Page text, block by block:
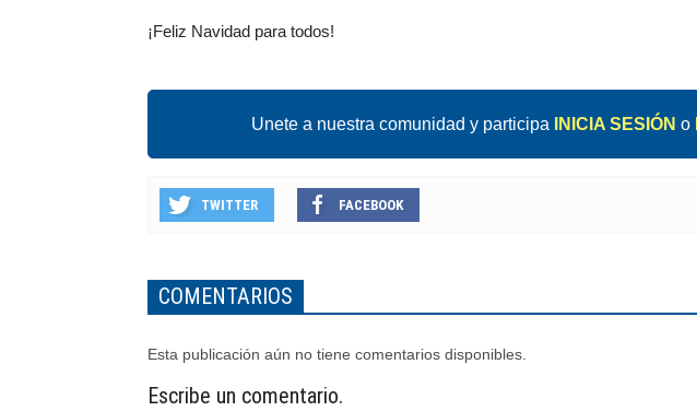
¡Feliz Navidad para todos!
Unete a nuestra comunidad y participa INICIA SESIÓN o
TWITTER FACEBOOK
COMENTARIOS
Esta publicación aún no tiene comentarios disponibles.
Escribe un comentario.